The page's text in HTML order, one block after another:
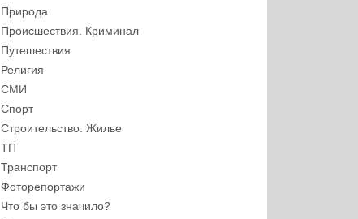
Природа
Происшествия. Криминал
Путешествия
Религия
СМИ
Спорт
Строительство. Жилье
ТП
Транспорт
Фоторепортажи
Что бы это значило?